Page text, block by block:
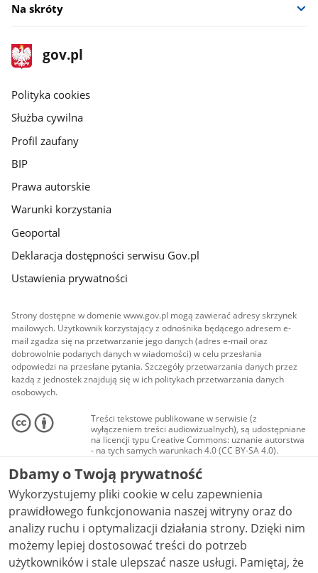
Na skróty
stopka
gov.pl
Strona
gov.pl
gov.pl
Polityka cookies
Służba cywilna
Profil zaufany
BIP
Prawa autorskie
Warunki korzystania
Geoportal
Deklaracja dostępności serwisu Gov.pl
Ustawienia prywatności
Strony dostępne w domenie www.gov.pl mogą zawierać adresy skrzynek
mailowych. Użytkownik korzystający z odnośnika będącego adresem e-
mail zgadza się na przetwarzanie jego danych (adres e-mail oraz
dobrowolnie podanych danych w wiadomości) w celu przesłania
odpowiedzi na przesłane pytania. Szczegóły przetwarzania danych przez
każdą z jednostek znajdują się w ich politykach przetwarzania danych
osobowych.
Treści tekstowe publikowane w serwisie (z
wyłączeniem treści audiowizualnych), są udostępniane
na licencji typu Creative Commons: uznanie autorstwa
- na tych samych warunkach 4.0 (CC BY-SA 4.0).
Materiały audiowizualne, w tym zdjęcia, materiały
audio i wideo, są udostępniane na licencji typu
Creative Commons: uznanie autorstwa użycie
niekomercyjne - bez utworów zależnych 4.0 (CC BY-
NC-ND 4.0), o ile nie jest to stwierdzone inaczej.
Dbamy o Twoją prywatność
Wykorzystujemy pliki cookie w celu zapewnienia
prawidłowego funkcjonowania naszej witryny oraz do
analizy ruchu i optymalizacji działania strony. Dzięki nim
możemy lepiej dostosować treści do potrzeb
użytkowników i stale ulepszać nasze usługi. Pamiętaj, że